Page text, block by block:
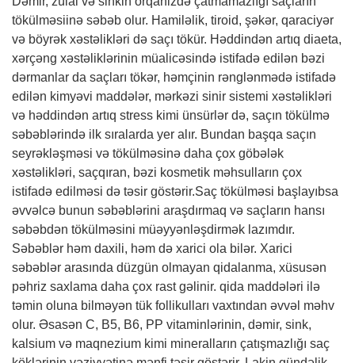
tökülməsiinə səbəb olur. Hamiləlik, tiroid, şəkər, qaraciyər
və böyrək xəstəlikləri də saçı tökür. Həddindən artıq diaeta,
xərçəng xəstəliklərinin müalicəsində istifadə edilən bəzi
dərmanlar da saçları tökər, həmçinin rənglənmədə istifadə
edilən kimyəvi maddələr, mərkəzi sinir sistemi xəstəlikləri
və həddindən artıq stress kimi ünsürlər də, saçın tökülmə
səbəblərində ilk sıralarda yer alır. Bundan başqa saçın
seyrəkləşməsi və tökülməsinə daha çox göbələk
xəstəlikləri, saçqıran, bəzi kosmetik məhsulların çox
istifadə edilməsi də təsir göstərir.Saç tökülməsi başlayıbsa
əvvəlcə bunun səbəblərini araşdırmaq və saçların hansı
səbəbdən tökülməsini müəyyənləşdirmək lazımdır.
Səbəblər həm daxili, həm də xarici ola bilər. Xarici
səbəblər arasında düzgün olmayan qidalanma, xüsusən
pəhriz saxlama daha çox rast gəlinir. qida maddələri ilə
təmin oluna bilməyən tük follikulları vaxtından əvvəl məhv
olur. Əsasən C, B5, B6, PP vitaminlərinin, dəmir, sink,
kalsium və maqnezium kimi mineralların çatışmazlığı saç